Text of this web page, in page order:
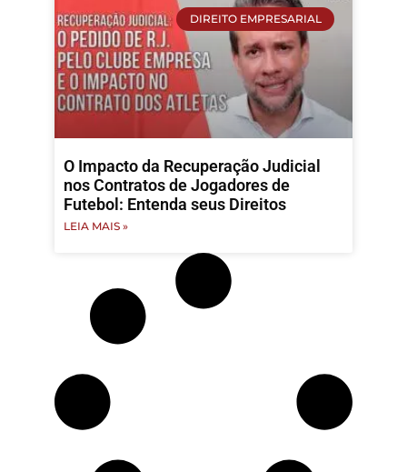
DIREITO EMPRESARIAL
O Impacto da Recuperação Judicial
nos Contratos de Jogadores de
Futebol: Entenda seus Direitos
LEIA MAIS »